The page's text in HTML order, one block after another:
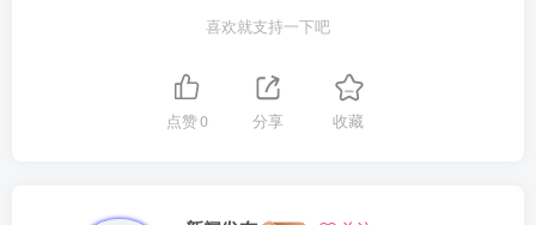
喜欢就支持一下吧
点赞0 分享 收藏